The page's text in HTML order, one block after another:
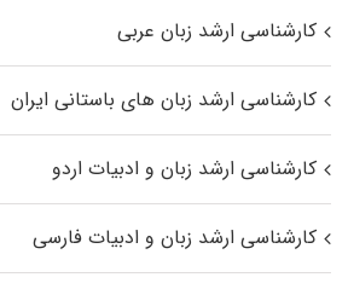
کارشناسی ارشد زبان عربی
کارشناسی ارشد زبان‌ های باستانی ایران
کارشناسی ارشد زبان و ادبیات اردو
کارشناسی ارشد زبان و ادبیات فارسی